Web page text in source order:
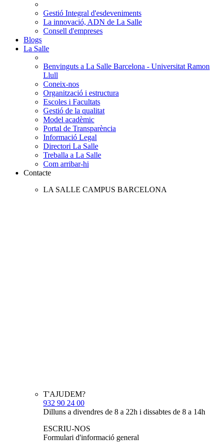
Gestió Integral d'esdeveniments
La innovació, ADN de La Salle
Consell d'empreses
Blogs
La Salle
Benvinguts a La Salle Barcelona - Universitat Ramon
Llull
Coneix-nos
Organització i estructura
Escoles i Facultats
Gestió de la qualitat
Model acadèmic
Portal de Transparència
Informació Legal
Directori La Salle
Treballa a La Salle
Com arribar-hi
Contacte
LA SALLE CAMPUS BARCELONA
T'AJUDEM?
932 90 24 00
Dilluns a divendres de 8 a 22h i dissabtes de 8 a 14h
ESCRIU-NOS
Formulari d'informació general